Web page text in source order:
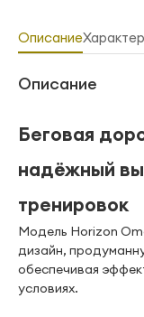
Описание
Описание
Беговая
надёжный
тренировок
Модель Horizon
дизайн,
обеспечивая
условиях.